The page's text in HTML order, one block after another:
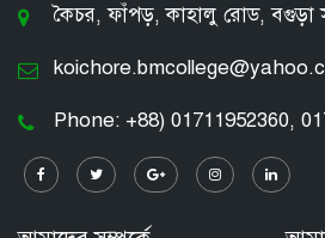
কৈচর, ফাঁপড়, কাহালু রোড, বগুড়া
Phone: +88) 01711952360,